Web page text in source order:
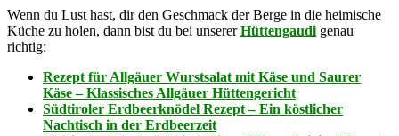
Wenn du Lust hast, dir den Geschmack der Berge in die heimische
Küche zu holen, dann bist du bei unsererHüttengaudi genau
richtig:
Rezept für Allgäuer Wurstsalat mit Käse und Saurer
Käse – Klassisches Allgäuer Hüttengericht
Südtiroler Erdbeerknödel Rezept – Ein köstlicher
Nachtisch in der Erdbeerzeit